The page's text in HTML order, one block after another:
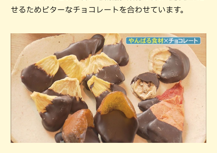
せるためビターなチョコレートを合わせています。